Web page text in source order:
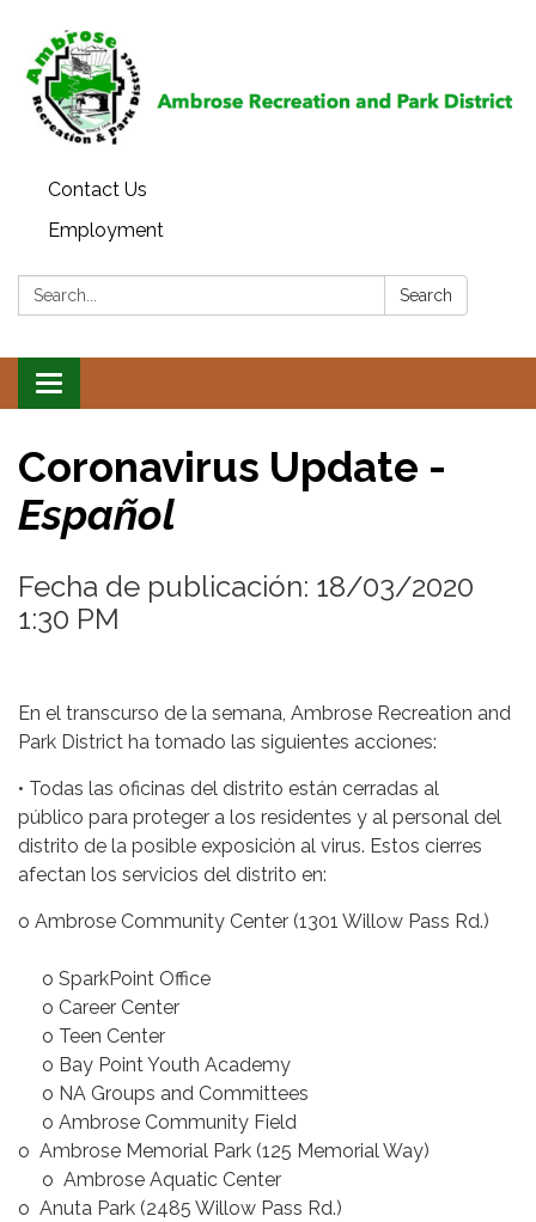
Contact Us
Employment
Search: Search
Toggle
navigation
Coronavirus Update -
Español
Fecha de publicación: 18/03/2020
1:30 PM
En el transcurso de la semana, Ambrose Recreation and
Park District ha tomado las siguientes acciones:
• Todas las oficinas del distrito están cerradas al
público para proteger a los residentes y al personal del
distrito de la posible exposición al virus. Estos cierres
afectan los servicios del distrito en:
o Ambrose Community Center (1301 Willow Pass Rd.)
o SparkPoint Office
o Career Center
o Teen Center
o Bay Point Youth Academy
o NA Groups and Committees
o Ambrose Community Field
o Ambrose Memorial Park (125 Memorial Way)
o Ambrose Aquatic Center
o Anuta Park (2485 Willow Pass Rd.)